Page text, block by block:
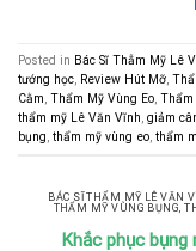
Posted in Bác Sĩ Thẫm Mỹ Lê
tướng học Review Hút Mỡ
Cằm Thẩm Mỹ Vùng Eo Thẩm
thẩm mỹ Lê Văn Vĩnh giảm
bụng thẩm mỹ vùng eo thẩm
BÁC SĨ THẨM MỸ LÊ VĂN
THẨM MỸ VÙNG BỤNG ,
Khắc phục bụng